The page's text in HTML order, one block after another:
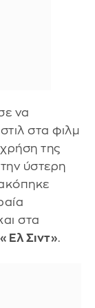
να
στα φιλμ
της
ύστερη
στα
«Ελ Σιντ».